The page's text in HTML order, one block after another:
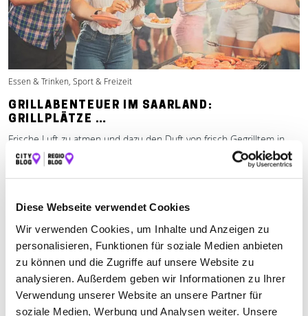
Diese Webseite verwendet Cookies
Wir verwenden Cookies, um Inhalte und Anzeigen zu
personalisieren, Funktionen für soziale Medien anbieten
zu können und die Zugriffe auf unsere Website zu
analysieren. Außerdem geben wir Informationen zu Ihrer
Verwendung unserer Website an unsere Partner für
soziale Medien, Werbung und Analysen weiter. Unsere
Essen & Trinken, Sport & Freizeit
GRILLABENTEUER IM SAARLAND:
GRILLPLÄTZE …
Frische Luft zu atmen und dazu den Duft von frisch Gegrilltem in
der Nase zu haben? Grillplätze im Saarland sind dafür einfach ideal.
Mehr erfahren